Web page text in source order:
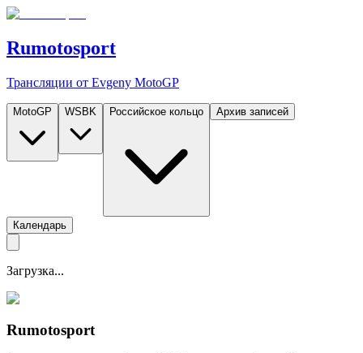
Rumotosport
Трансляции от Evgeny MotoGP
MotoGP WSBK Российское кольцо Архив записей
Календарь
Загрузка...
Rumotosport